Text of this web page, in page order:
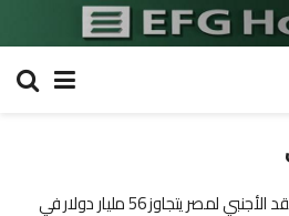
احتياطي النقد الأجنبي لمصر يتجاوز 56 مليار دولار في